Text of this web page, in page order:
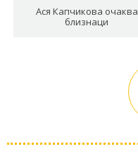
Ася Капчикова очаква
близнаци